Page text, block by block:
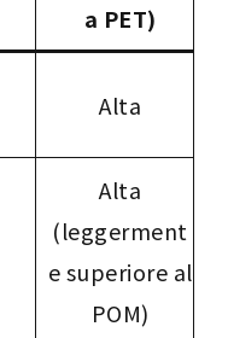
a PET)
Alta
Alta
(leggerment
e superiore al
POM)